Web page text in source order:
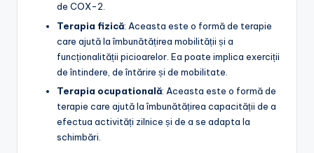
de COX-2.
Terapia fizică: Aceasta este o formă de terapie
care ajută la îmbunătățirea mobilității și a
funcționalității picioarelor. Ea poate implica exerciții
de întindere, de întărire și de mobilitate.
Terapia ocupatională: Aceasta este o formă de
terapie care ajută la îmbunătățirea capacității de a
efectua activități zilnice și de a se adapta la
schimbări.